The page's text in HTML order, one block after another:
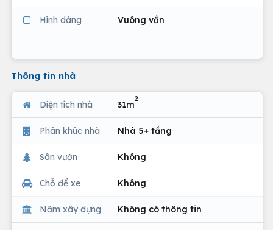
Hình dáng Vuông vắn
Thông tin nhà
Diện tích nhà 31m
2
Phân khúc nhà Nhà 5+ tầng
Sân vườn Không
Chỗ để xe Không
Năm xây dựng Không có thông tin